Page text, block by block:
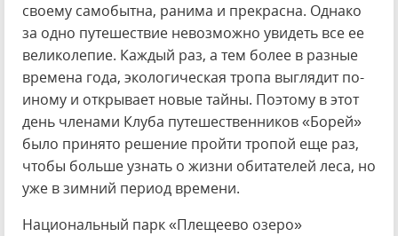
своему самобытна, ранима и прекрасна. Однако
за одно путешествие невозможно увидеть все ее
великолепие. Каждый раз, а тем более в разные
времена года, экологическая тропа выглядит по-
иному и открывает новые тайны. Поэтому в этот
день членами Клуба путешественников «Борей»
было принято решение пройти тропой еще раз,
чтобы больше узнать о жизни обитателей леса, но
уже в зимний период времени.
Национальный парк «Плещеево озеро»